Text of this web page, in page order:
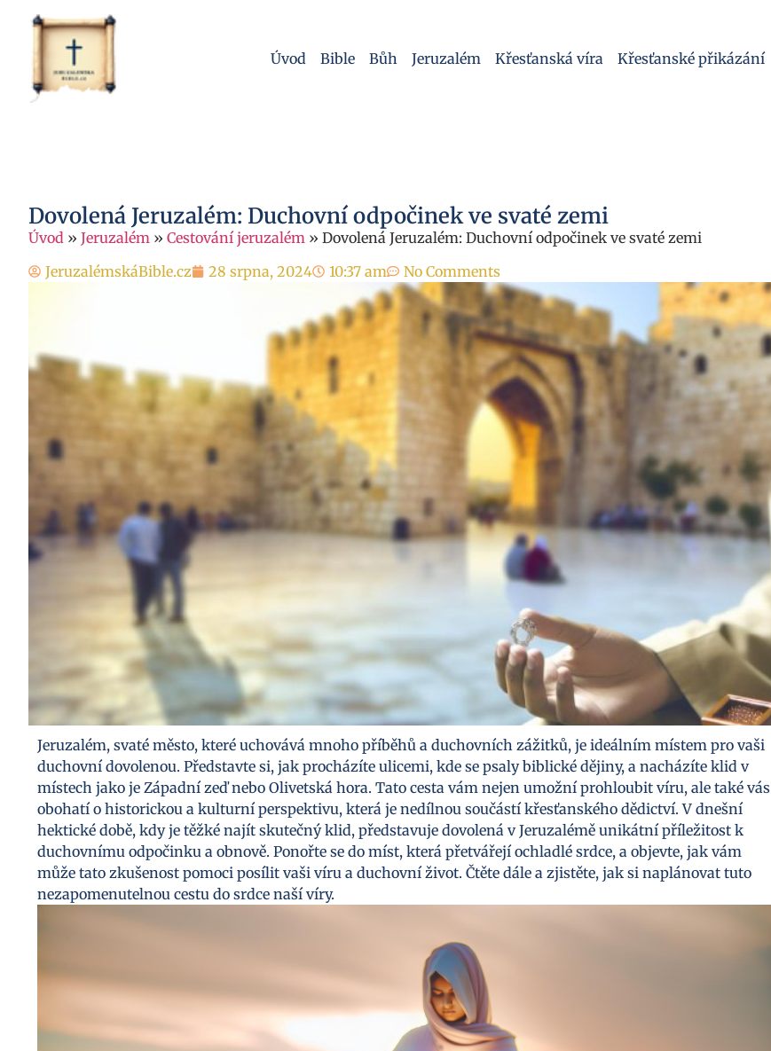
Úvod Bible Bůh Jeruzalém Křesťanská víra Křesťanské přikázání
Dovolená Jeruzalém: Duchovní odpočinek ve svaté zemi
Úvod » Jeruzalém » Cestování jeruzalém » Dovolená Jeruzalém: Duchovní odpočinek ve svaté zemi
JeruzalémskáBible.cz
28 srpna, 2024 10:37 am No Comments
Jeruzalém, svaté město, které uchovává mnoho příběhů a duchovních zážitků, je ideálním místem pro vaši
duchovní dovolenou. Představte si, jak procházíte ulicemi, kde se psaly biblické dějiny, a nacházíte klid v
místech jako je Západní zeď nebo Olivetská hora. Tato cesta vám nejen umožní prohloubit víru, ale také vás
obohatí o historickou a kulturní perspektivu, která je nedílnou součástí křesťanského dědictví. V dnešní
hektické době, kdy je těžké najít skutečný klid, představuje dovolená v Jeruzalémě unikátní příležitost k
duchovnímu odpočinku a obnově. Ponořte se do míst, která přetvářejí ochladlé srdce, a objevte, jak vám
může tato zkušenost pomoci posílit vaši víru a duchovní život. Čtěte dále a zjistěte, jak si naplánovat tuto
nezapomenutelnou cestu do srdce naší víry.